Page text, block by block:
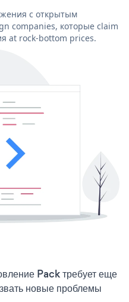
с открытым
companies, которые claim
at rock-bottom prices.
Pack требует еще
новые проблемы